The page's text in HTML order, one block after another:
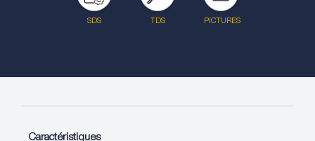
SDS TDS PICTURES
Caractéristiques